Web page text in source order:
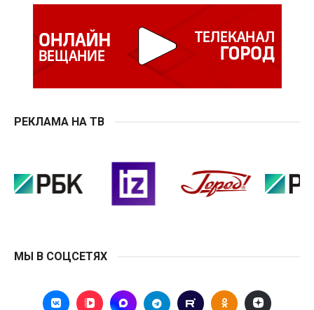
РЕКЛАМА НА ТВ
МЫ В СОЦСЕТЯХ